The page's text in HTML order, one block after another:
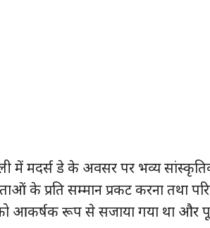
में मदर्स डे के अवसर पर भव्य
के प्रति सम्मान प्रकट करना तथा
को आकर्षक रूप से सजाया गया था और